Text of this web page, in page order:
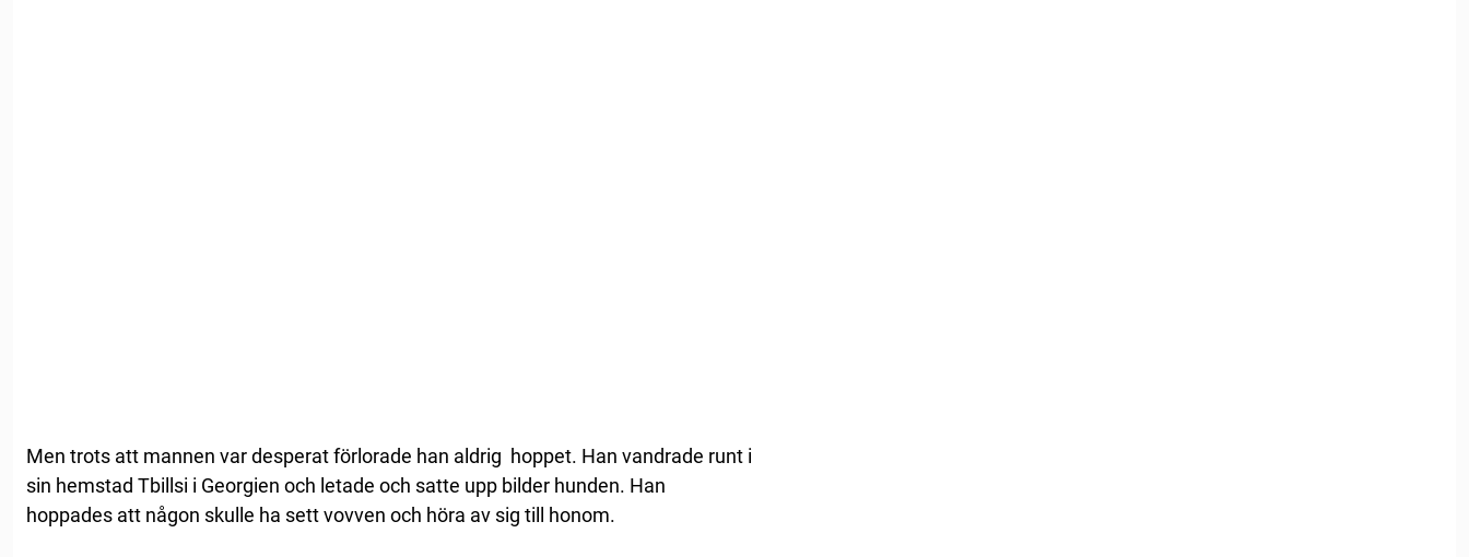
Men trots att mannen var desperat förlorade han aldrig hoppet. Han vandrade runt i
sin hemstad Tbillsi i Georgien och letade och satte upp bilder hunden. Han
hoppades att någon skulle ha sett vovven och höra av sig till honom.